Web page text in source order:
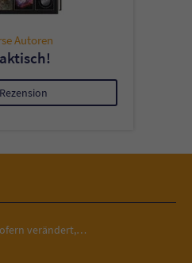
Autoren
verändert,…